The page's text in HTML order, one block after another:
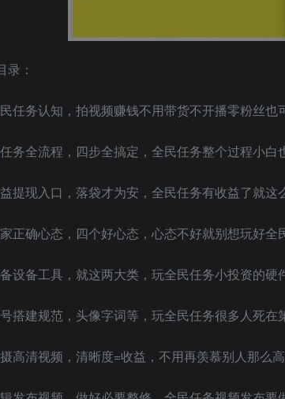
录：
任务认知，拍视频赚钱不用带货不开播零粉丝也
务全流程，四步全搞定，全民任务整个过程小白
提现入口，落袋才为安，全民任务有收益了就这
正确心态，四个好心态，心态不好就别想玩好全
设备工具，就这两大类，玩全民任务小投资的硬
搭建规范，头像字词等，玩全民任务很多人死在
高清视频，清晰度=收益，不用再羡慕别人那么